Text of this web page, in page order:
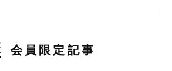
会員限定記事